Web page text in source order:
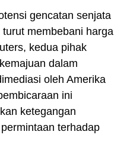
gencatan senjata
membebani harga
kedua pihak
dalam
oleh Amerika
ini
ketegangan
terhadap